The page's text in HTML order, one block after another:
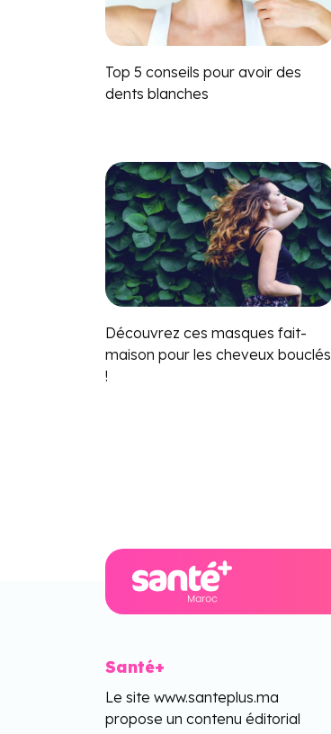
Top 5 conseils pour avoir des
dents blanches
Découvrez ces masques fait-
maison pour les cheveux bouclés
!
Santé+
Le site www.santeplus.ma
propose un contenu éditorial